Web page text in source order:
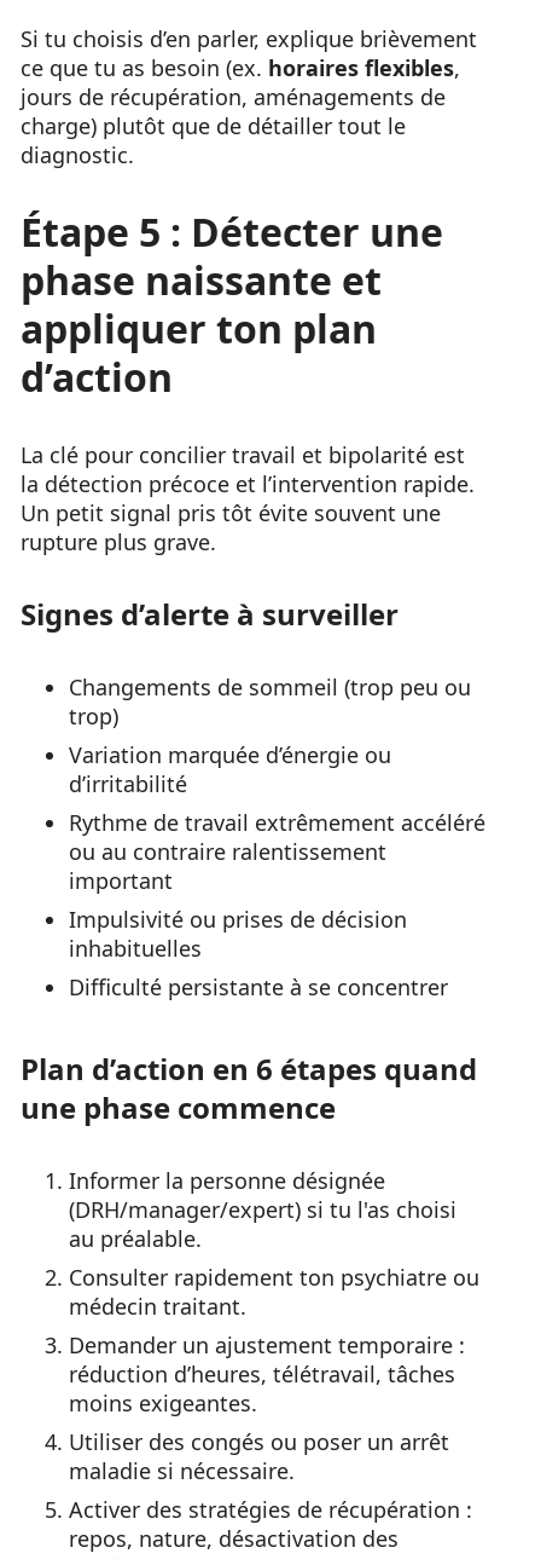
Si tu choisis d’en parler, explique brièvement
ce que tu as besoin (ex. horaires flexibles,
jours de récupération, aménagements de
charge) plutôt que de détailler tout le
diagnostic.
Étape 5 : Détecter une
phase naissante et
appliquer ton plan
d’action
La clé pour concilier travail et bipolarité est
la détection précoce et l’intervention rapide.
Un petit signal pris tôt évite souvent une
rupture plus grave.
Signes d’alerte à surveiller
Changements de sommeil (trop peu ou
trop)
Variation marquée d’énergie ou
d’irritabilité
Rythme de travail extrêmement accéléré
ou au contraire ralentissement
important
Impulsivité ou prises de décision
inhabituelles
Difficulté persistante à se concentrer
Plan d’action en 6 étapes quand
une phase commence
Informer la personne désignée
(DRH/manager/expert) si tu l'as choisi
au préalable.
Consulter rapidement ton psychiatre ou
médecin traitant.
Demander un ajustement temporaire :
réduction d’heures, télétravail, tâches
moins exigeantes.
Utiliser des congés ou poser un arrêt
maladie si nécessaire.
Activer des stratégies de récupération :
repos, nature, désactivation des